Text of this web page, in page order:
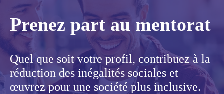
Prenez part au mentorat
Quel que soit votre profil, contribuez à la
réduction des inégalités sociales et
œuvrez pour une société plus inclusive.